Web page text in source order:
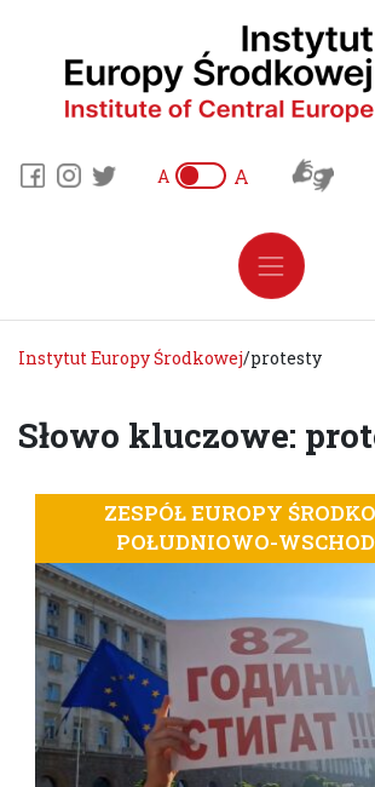
A A
Instytut Europy Środkowej/protesty
Słowo kluczowe:
ZESPÓŁ EUROPY
POŁUDNIOWO-